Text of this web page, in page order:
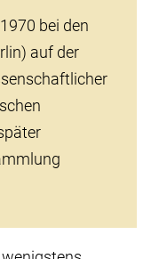
bei den
auf der